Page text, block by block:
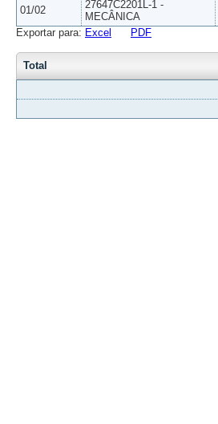
01/02
27647C2201L-1 -
MECÂNICA
Exportar para: Excel PDF
Total